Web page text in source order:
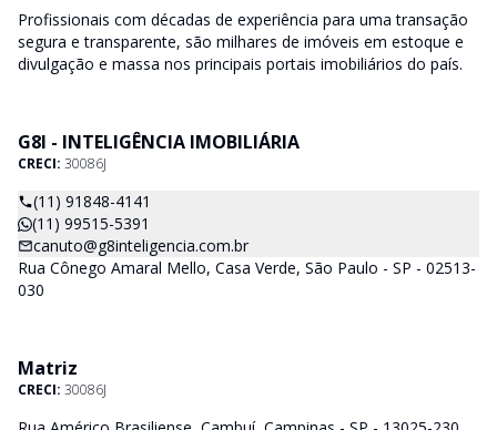
Profissionais com décadas de experiência para uma transação
segura e transparente, são milhares de imóveis em estoque e
divulgação e massa nos principais portais imobiliários do país.
G8I - INTELIGÊNCIA IMOBILIÁRIA
CRECI: 30086J
(11) 91848-4141
(11) 99515-5391
canuto@g8inteligencia.com.br
Rua Cônego Amaral Mello, Casa Verde, São Paulo - SP - 02513-
030
Matriz
CRECI: 30086J